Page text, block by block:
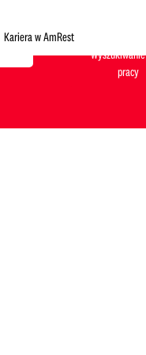
Kariera w AmRest